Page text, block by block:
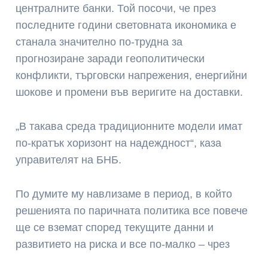
централните банки. Той посочи, че през
последните години световната икономика е
станала значително по-трудна за
прогнозиране заради геополитически
конфликти, търговски напрежения, енергийни
шокове и промени във веригите на доставки.
„В такава среда традиционните модели имат
по-кратък хоризонт на надеждност“, каза
управителят на БНБ.
По думите му навлизаме в период, в който
решенията по паричната политика все повече
ще се вземат според текущите данни и
развитието на риска и все по-малко – чрез